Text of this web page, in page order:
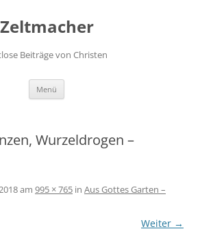
Zeltmacher
Beiträge von Christen
Menü
Wurzeldrogen –
am 995 × 765 in Aus Gottes Garten –
Weiter →